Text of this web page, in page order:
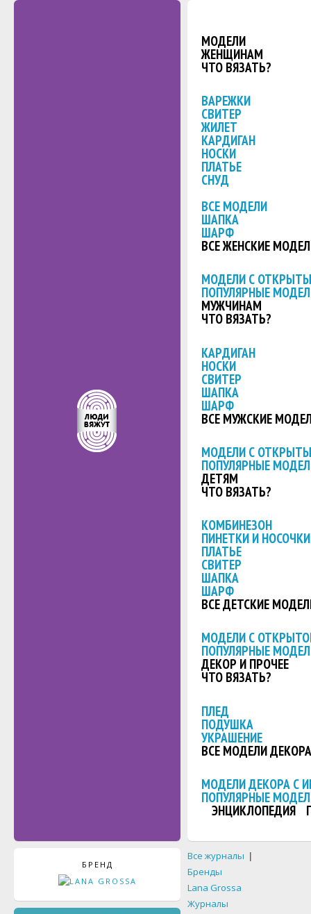
МОДЕЛИ
ЖЕНЩИНАМ
ЧТО ВЯЗАТЬ?
ВАРЕЖКИ
СВИТЕР
ЖИЛЕТ
КАРДИГАН
НОСКИ
ПЛАТЬЕ
СНУД
ВСЕ МОДЕЛИ
ШАПКА
ШАРФ
ВСЕ ЖЕНСКИЕ
МОДЕЛИ С
ПОПУЛЯРНЫЕ
МУЖЧИНАМ
ЧТО ВЯЗАТЬ?
КАРДИГАН
НОСКИ
СВИТЕР
ШАПКА
ШАРФ
ВСЕ МУЖСКИЕ
МОДЕЛИ С
ПОПУЛЯРНЫЕ
ДЕТЯМ
ЧТО ВЯЗАТЬ?
КОМБИНЕЗОН
ПИНЕТКИ И НОСОЧКИ
ПЛАТЬЕ
СВИТЕР
ШАПКА
ШАРФ
ВСЕ ДЕТСКИЕ
МОДЕЛИ С
ПОПУЛЯРНЫЕ
ДЕКОР И ПРОЧЕЕ
ЧТО ВЯЗАТЬ?
ПЛЕД
ПОДУШКА
УКРАШЕНИЕ
ВСЕ МОДЕЛИ ДЕКОРА
МОДЕЛИ ДЕКОРА С
ПОПУЛЯРНЫЕ
ЭНЦИКЛОПЕДИЯ
БРЕНД
Все журналы |
Бренды
Lana Grossa
Журналы